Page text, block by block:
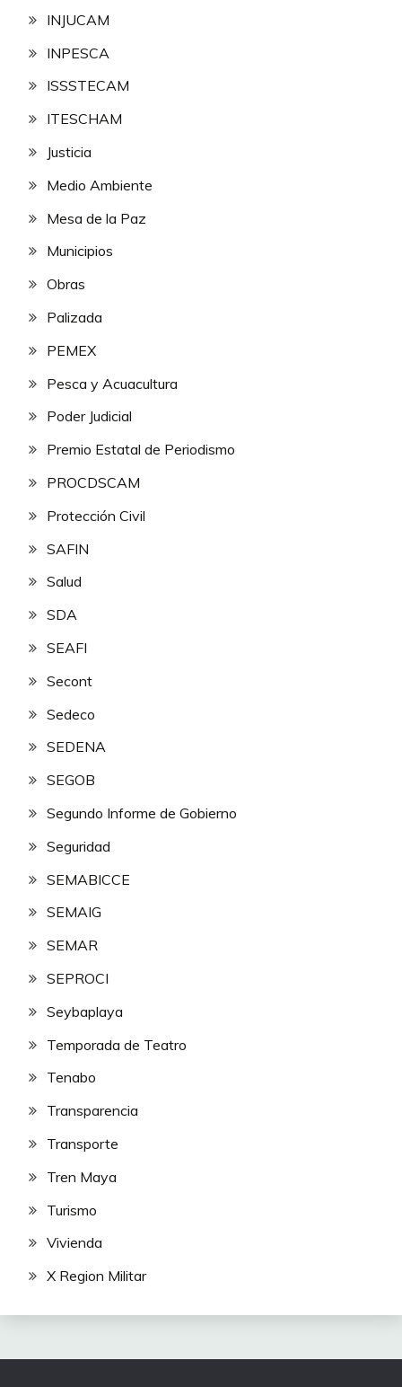
INJUCAM
INPESCA
ISSSTECAM
ITESCHAM
Justicia
Medio Ambiente
Mesa de la Paz
Municipios
Obras
Palizada
PEMEX
Pesca y Acuacultura
Poder Judicial
Premio Estatal de Periodismo
PROCDSCAM
Protección Civil
SAFIN
Salud
SDA
SEAFI
Secont
Sedeco
SEDENA
SEGOB
Segundo Informe de Gobierno
Seguridad
SEMABICCE
SEMAIG
SEMAR
SEPROCI
Seybaplaya
Temporada de Teatro
Tenabo
Transparencia
Transporte
Tren Maya
Turismo
Vivienda
X Region Militar